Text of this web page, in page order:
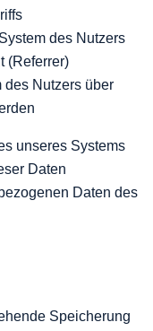
des Nutzers
(Referrer)
des Nutzers über
unseres Systems
Daten
Daten des
Speicherung